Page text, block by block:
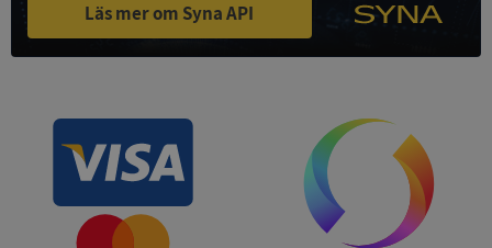
Läs mer om Syna API
kärnwebbplatsfunktioner som användarinloggning
och kontohantering. Webbplatsen kan inte
användas ordentligt utan strikt nödvändiga cookies.
Namn
Leverantör
Domän